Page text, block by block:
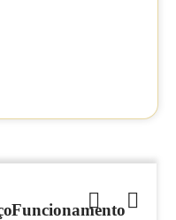
Funcionamento